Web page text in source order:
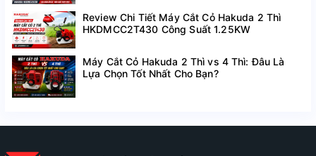
Review Chi Tiết Máy Cắt Cỏ Hakuda 2 Thì
HKDMCC2T430 Công Suất 1.25KW
Máy Cắt Cỏ Hakuda 2 Thì vs 4 Thì: Đâu Là
Lựa Chọn Tốt Nhất Cho Bạn?